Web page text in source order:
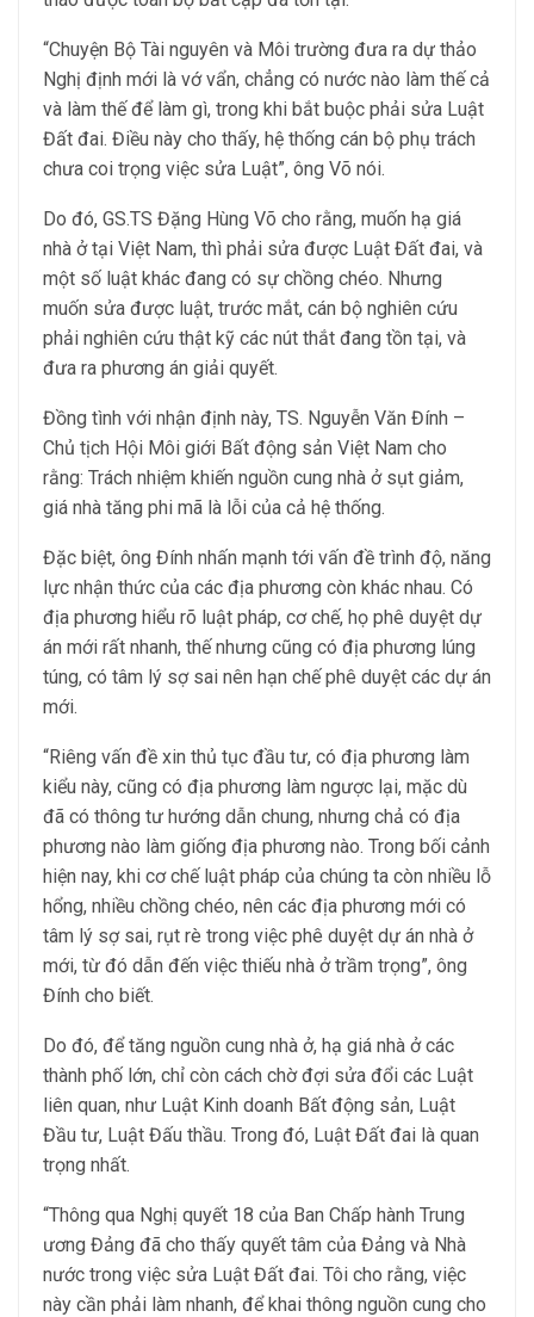
“Chuyện Bộ Tài nguyên và Môi trường đưa ra dự thảo
Nghị định mới là vớ vẩn, chẳng có nước nào làm thế cả
và làm thế để làm gì, trong khi bắt buộc phải sửa Luật
Đất đai. Điều này cho thấy, hệ thống cán bộ phụ trách
chưa coi trọng việc sửa Luật”, ông Võ nói.
Do đó, GS.TS Đặng Hùng Võ cho rằng, muốn hạ giá
nhà ở tại Việt Nam, thì phải sửa được Luật Đất đai, và
một số luật khác đang có sự chồng chéo. Nhưng
muốn sửa được luật, trước mắt, cán bộ nghiên cứu
phải nghiên cứu thật kỹ các nút thắt đang tồn tại, và
đưa ra phương án giải quyết.
Đồng tình với nhận định này, TS. Nguyễn Văn Đính –
Chủ tịch Hội Môi giới Bất động sản Việt Nam cho
rằng: Trách nhiệm khiến nguồn cung nhà ở sụt giảm,
giá nhà tăng phi mã là lỗi của cả hệ thống.
Đặc biệt, ông Đính nhấn mạnh tới vấn đề trình độ, năng
lực nhận thức của các địa phương còn khác nhau. Có
địa phương hiểu rõ luật pháp, cơ chế, họ phê duyệt dự
án mới rất nhanh, thế nhưng cũng có địa phương lúng
túng, có tâm lý sợ sai nên hạn chế phê duyệt các dự án
mới.
“Riêng vấn đề xin thủ tục đầu tư, có địa phương làm
kiểu này, cũng có địa phương làm ngược lại, mặc dù
đã có thông tư hướng dẫn chung, nhưng chả có địa
phương nào làm giống địa phương nào. Trong bối cảnh
hiện nay, khi cơ chế luật pháp của chúng ta còn nhiều lỗ
hổng, nhiều chồng chéo, nên các địa phương mới có
tâm lý sợ sai, rụt rè trong việc phê duyệt dự án nhà ở
mới, từ đó dẫn đến việc thiếu nhà ở trầm trọng”, ông
Đính cho biết.
Do đó, để tăng nguồn cung nhà ở, hạ giá nhà ở các
thành phố lớn, chỉ còn cách chờ đợi sửa đổi các Luật
liên quan, như Luật Kinh doanh Bất động sản, Luật
Đầu tư, Luật Đấu thầu. Trong đó, Luật Đất đai là quan
trọng nhất.
“Thông qua Nghị quyết 18 của Ban Chấp hành Trung
ương Đảng đã cho thấy quyết tâm của Đảng và Nhà
nước trong việc sửa Luật Đất đai. Tôi cho rằng, việc
này cần phải làm nhanh, để khai thông nguồn cung cho